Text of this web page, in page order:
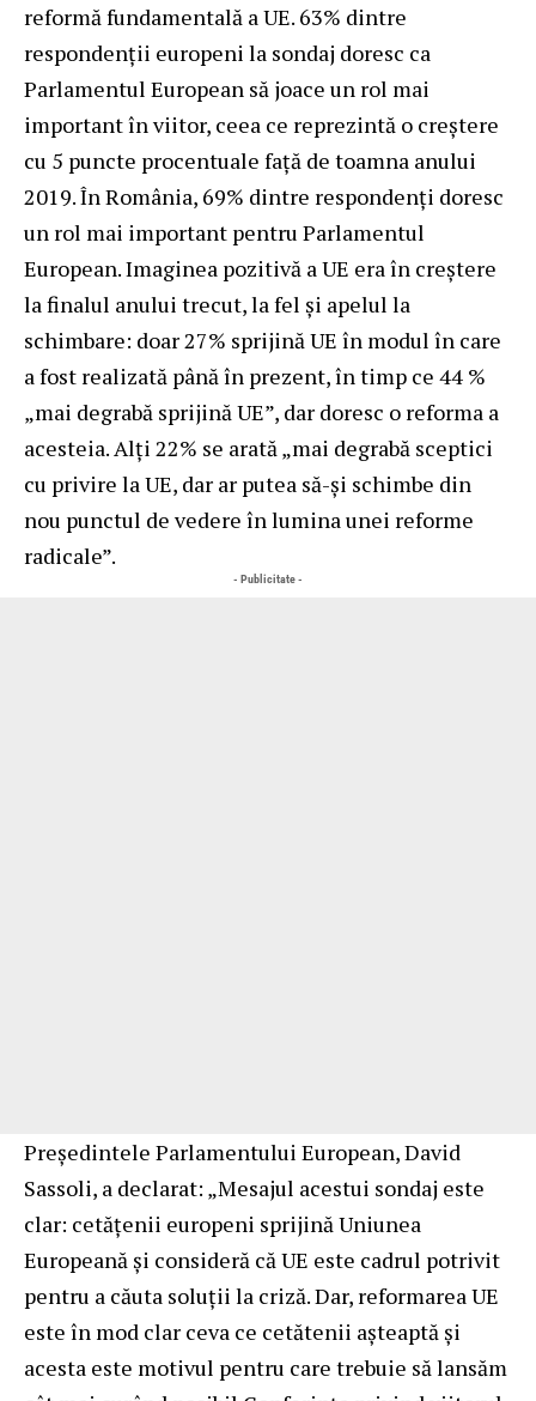
reformă fundamentală a UE. 63% dintre
respondenții europeni la sondaj doresc ca
Parlamentul European să joace un rol mai
important în viitor, ceea ce reprezintă o creștere
cu 5 puncte procentuale faţă de toamna anului
2019. În România, 69% dintre respondenți doresc
un rol mai important pentru Parlamentul
European. Imaginea pozitivă a UE era în creștere
la finalul anului trecut, la fel și apelul la
schimbare: doar 27% sprijină UE în modul în care
a fost realizată până în prezent, în timp ce 44 %
„mai degrabă sprijină UE”, dar doresc o reforma a
acesteia. Alți 22% se arată „mai degrabă sceptici
cu privire la UE, dar ar putea să-și schimbe din
nou punctul de vedere în lumina unei reforme
radicale”.
- Publicitate -
Președintele Parlamentului European, David
Sassoli, a declarat: „Mesajul acestui sondaj este
clar: cetăţenii europeni sprijină Uniunea
Europeană și consideră că UE este cadrul potrivit
pentru a căuta soluții la criză. Dar, reformarea UE
este în mod clar ceva ce cetătenii așteaptă și
acesta este motivul pentru care trebuie să lansăm